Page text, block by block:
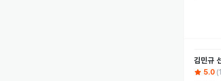
김민규
5.0 (